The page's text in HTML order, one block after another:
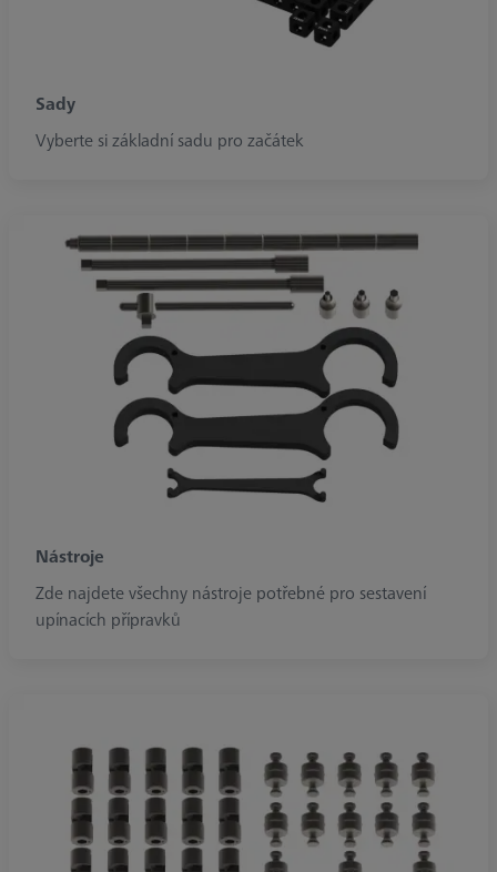
Sady
Vyberte si základní sadu pro začátek
Nástroje
Zde najdete všechny nástroje potřebné pro sestavení
upínacích přípravků